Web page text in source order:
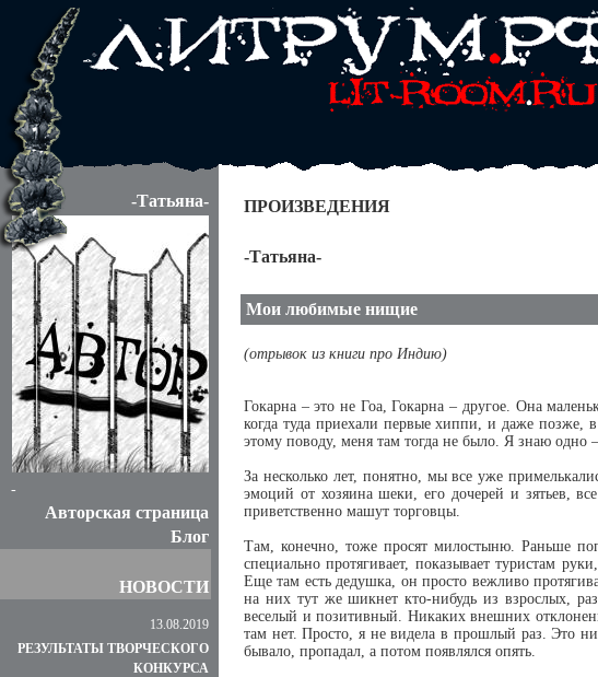
-Татьяна-
-
Авторская страница
Блог
НОВОСТИ
13.08.2019
РЕЗУЛЬТАТЫ ТВОРЧЕСКОГО
КОНКУРСА
ПРОИЗВЕДЕНИЯ
-Татьяна-
Мои любимые нищие
(отрывок из книги про Индию)
Гокарна – это не Гоа, Гокарна – другое. Она
когда туда приехали первые хиппи, и даже позже,
этому поводу, меня там тогда не было. Я знаю одно
За несколько лет, понятно, мы все уже
эмоций от хозяина шеки, его дочерей и зятьев,
приветственно машут торговцы.
Там, конечно, тоже просят милостыню. Раньше
специально протягивает, показывает туристам
Еще там есть дедушка, он просто вежливо
на них тут же шикнет кто-нибудь из взрослых,
веселый и позитивный. Никаких внешних
там нет. Просто, я не видела в прошлый раз. Это
бывало, пропадал, а потом появлялся опять.